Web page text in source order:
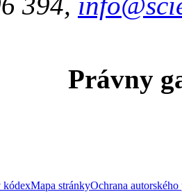
Právny
kódexMapa stránkyOchrana autorského